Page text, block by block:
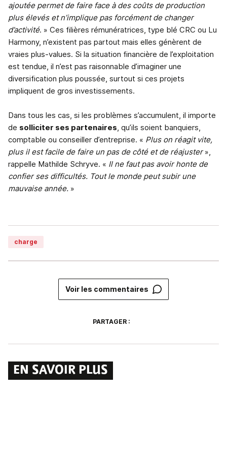
ajoutée permet de faire face à des coûts de production
plus élevés et n’implique pas forcément de changer
d’activité. » Ces filières rémunératrices, type blé CRC ou Lu
Harmony, n’existent pas partout mais elles génèrent de
vraies plus-values. Si la situation financière de l’exploitation
est tendue, il n’est pas raisonnable d’imaginer une
diversification plus poussée, surtout si ces projets
impliquent de gros investissements.
Dans tous les cas, si les problèmes s’accumulent, il importe
de solliciter ses partenaires, qu’ils soient banquiers,
comptable ou conseiller d’entreprise. « Plus on réagit vite,
plus il est facile de faire un pas de côté et de réajuster»,
rappelle Mathilde Schryve. « Il ne faut pas avoir honte de
confier ses difficultés. Tout le monde peut subir une
mauvaise année. »
charge
Voir les commentaires
PARTAGER :
EN SAVOIR PLUS